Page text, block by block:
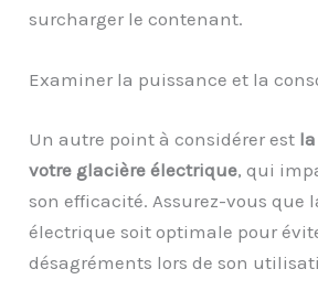
surcharger le contenant.
Examiner la puissance et la
Un autre point à considérer est
votre glacière électrique, qui
son efficacité. Assurez-vous que
électrique soit optimale pour
désagréments lors de son